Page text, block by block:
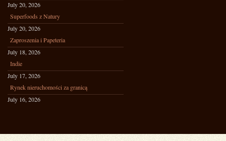
July 20, 2026
Superfoods z Natury
July 20, 2026
Zaproszenia i Papeteria
July 18, 2026
Indie
July 17, 2026
Rynek nieruchomości za granicą
July 16, 2026